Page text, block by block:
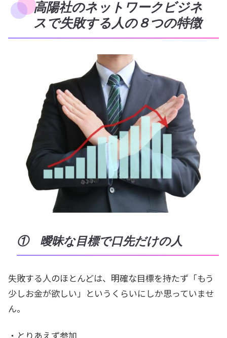
高陽社のネットワークビジネ
スで失敗する人の８つの特徴
① 曖昧な目標で口先だけの人
失敗する人のほとんどは、明確な目標を持たず「もう
少しお金が欲しい」というくらいにしか思っていませ
ん。
・とりあえず参加